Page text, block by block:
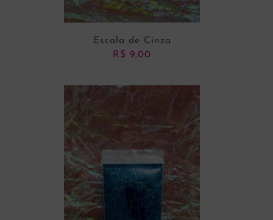
ADICIONAR AO CARRINHO
Escala de Cinza
R$ 9,00